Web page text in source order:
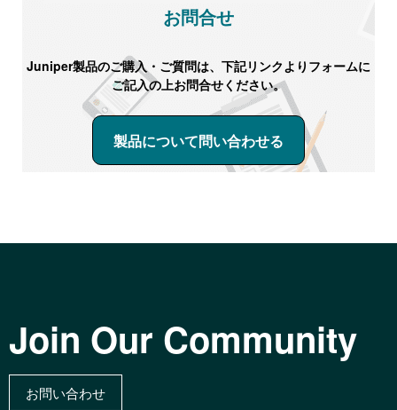
お問合せ
Juniper製品のご購入・ご質問は、下記リンクよりフォームに
ご記入の上お問合せください。
製品について問い合わせる
Join Our Community
お問い合わせ